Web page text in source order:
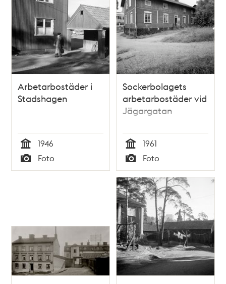
Arbetarbostäder i
Stadshagen
Tid
1946
Typ
Foto
Sockerbolagets
arbetarbostäder vid
Jägargatan
Tid
1961
Typ
Foto